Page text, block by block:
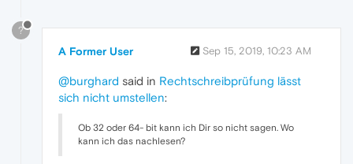
?
A Former User Sep 15, 2019, 10:23 AM
@burghard said in Rechtschreibprüfung lässt
sich nicht umstellen:
Ob 32 oder 64- bit kann ich Dir so nicht sagen. Wo
kann ich das nachlesen?